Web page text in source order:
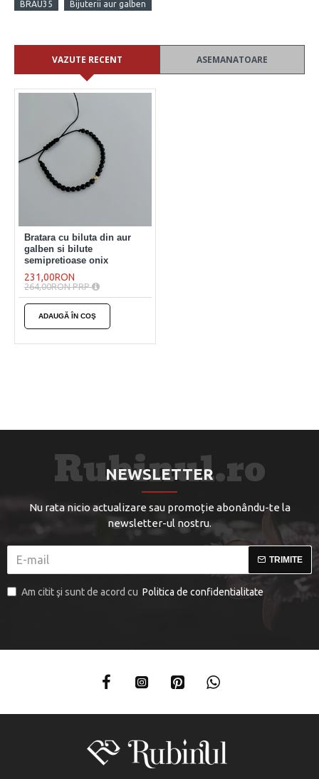
BRAU35 Bijuterii aur galben
VAZUTE RECENT ASEMANATOARE
Bratara cu biluta din aur
galben si bilute
semipretioase onix
231,00RON
264,00RON PRP
ADAUGĂ ÎN COŞ
NEWSLETTER
Nu rata nicio actualizare sau promoție abonându-te la
newsletter-ul nostru.
TRIMITE
Am citit şi sunt de acord cu Politica de confidentialitate